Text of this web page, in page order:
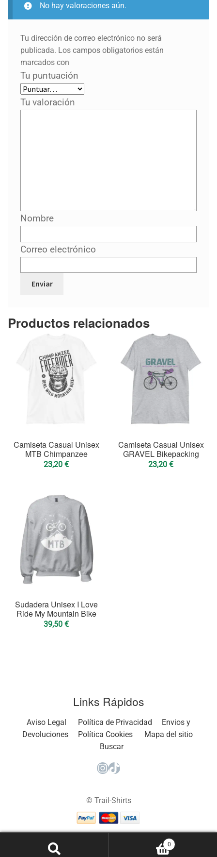
No hay valoraciones aún.
Tu dirección de correo electrónico no será
publicada. Los campos obligatorios están
marcados con
Tu puntuación
Tu valoración
Nombre
Correo electrónico
Productos relacionados
Camiseta Casual Unisex
MTB Chimpanzee
23,20 €
Camiseta Casual Unisex
GRAVEL Bikepacking
23,20 €
Sudadera Unisex I Love
Ride My Mountain Bike
39,50 €
Links Rápidos
Aviso Legal Política de Privacidad
Envios y
Devoluciones
Política Cookies
Mapa del sitio
Buscar
Instagram
TikTok
© Trail-Shirts
0